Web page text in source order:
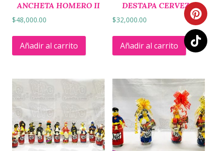
ANCHETA HOMERO II
$48,000.00
Añadir al carrito
DESTAPA CERVEZA
$32,000.00
Añadir al carrito